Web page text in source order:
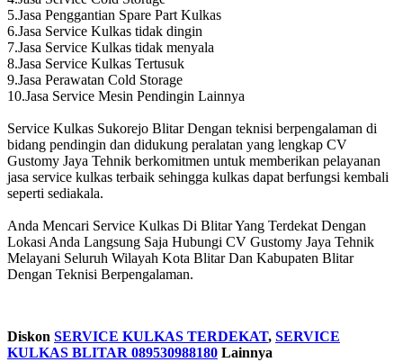
5.Jasa Penggantian Spare Part Kulkas
6.Jasa Service Kulkas tidak dingin
7.Jasa Service Kulkas tidak menyala
8.Jasa Service Kulkas Tertusuk
9.Jasa Perawatan Cold Storage
10.Jasa Service Mesin Pendingin Lainnya
Service Kulkas Sukorejo Blitar Dengan teknisi berpengalaman di
bidang pendingin dan didukung peralatan yang lengkap CV
Gustomy Jaya Tehnik berkomitmen untuk memberikan pelayanan
jasa service kulkas terbaik sehingga kulkas dapat berfungsi kembali
seperti sediakala.
Anda Mencari Service Kulkas Di Blitar Yang Terdekat Dengan
Lokasi Anda Langsung Saja Hubungi CV Gustomy Jaya Tehnik
Melayani Seluruh Wilayah Kota Blitar Dan Kabupaten Blitar
Dengan Teknisi Berpengalaman.
Diskon SERVICE KULKAS TERDEKAT, SERVICE
KULKAS BLITAR 089530988180 Lainnya